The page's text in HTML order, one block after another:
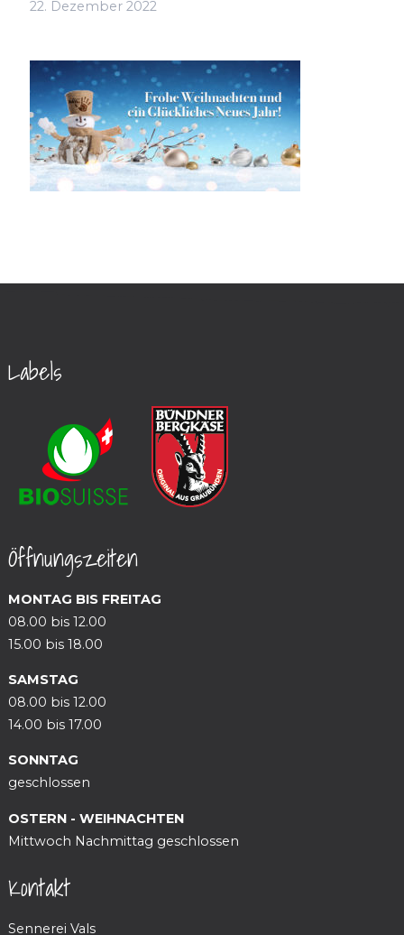
22. Dezember 2022
Labels
Öffnungszeiten
MONTAG BIS FREITAG
08.00 bis 12.00
15.00 bis 18.00
SAMSTAG
08.00 bis 12.00
14.00 bis 17.00
SONNTAG
geschlossen
OSTERN - WEIHNACHTEN
Mittwoch Nachmittag geschlossen
Kontakt
Sennerei Vals